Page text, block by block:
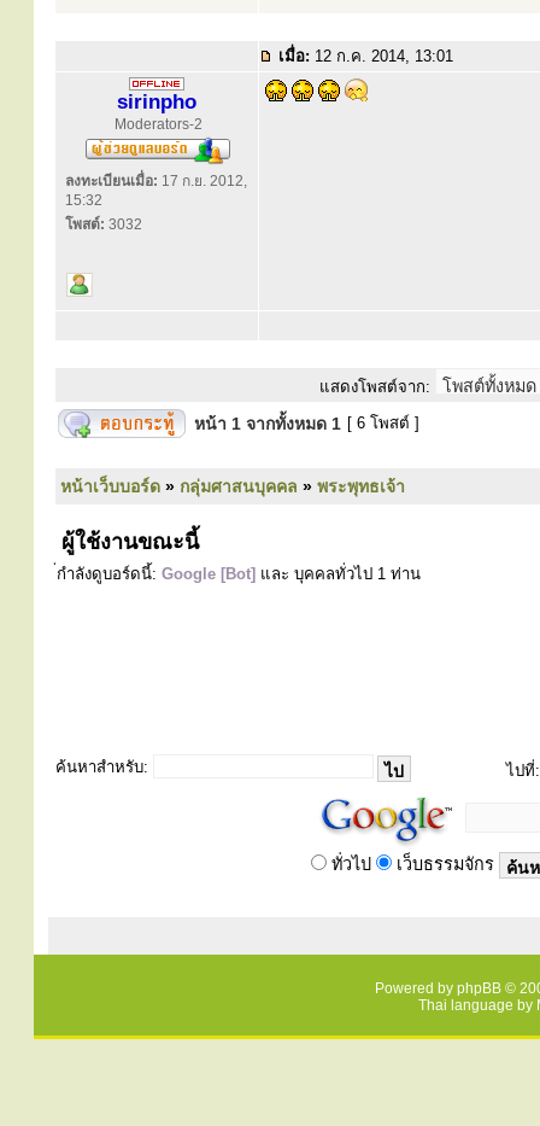
เมื่อ: 12 ก.ค. 2014, 13:01
sirinpho
Moderators-2
ลงทะเบียนเมื่อ: 17 ก.ย. 2012,
15:32
โพสต์: 3032
แสดงโพสต์จาก:
หน้า 1 จากทั้งหมด 1 [ 6 โพสต์ ]
หน้าเว็บบอร์ด » กลุ่มศาสนบุคคล » พระพุทธเจ้า
ผู้ใช้งานขณะนี้
่กำลังดูบอร์ดนี้: Google [Bot] และ บุคคลทั่วไป 1 ท่าน
ค้นหาสำหรับ: ไปที่:
ทั่วไป เว็บธรรมจักร
Powered by phpBB ©
Thai language by